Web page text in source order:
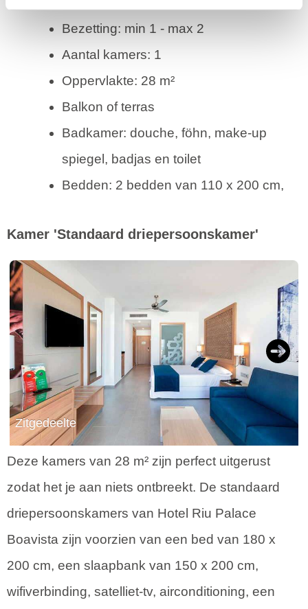
Bezetting: min 1 - max 2
Aantal kamers: 1
Oppervlakte: 28 m²
Balkon of terras
Badkamer: douche, föhn, make-up
spiegel, badjas en toilet
Bedden: 2 bedden van 110 x 200 cm,
Kamer 'Standaard driepersoonskamer'
Zitgedeelte
Next
Deze kamers van 28 m² zijn perfect uitgerust
zodat het je aan niets ontbreekt. De standaard
driepersoonskamers van Hotel Riu Palace
Boavista zijn voorzien van een bed van 180 x
200 cm, een slaapbank van 150 x 200 cm,
wifiverbinding, satelliet-tv, airconditioning, een